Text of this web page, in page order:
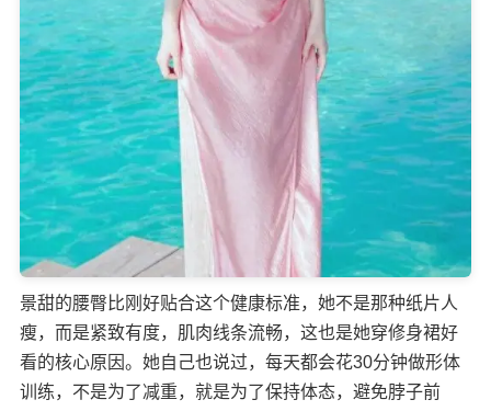
景甜的腰臀比刚好贴合这个健康标准，她不是那种纸片人
瘦，而是紧致有度，肌肉线条流畅，这也是她穿修身裙好
看的核心原因。她自己也说过，每天都会花30分钟做形体
训练，不是为了减重，就是为了保持体态，避免脖子前